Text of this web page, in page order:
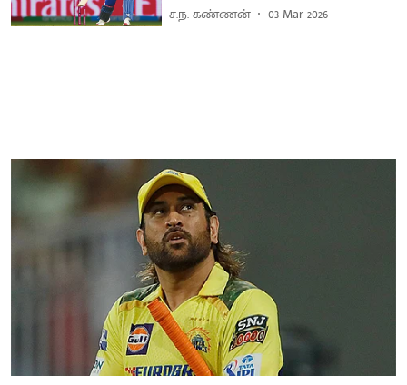
ச.ந. கண்ணன் 03 Mar 2026